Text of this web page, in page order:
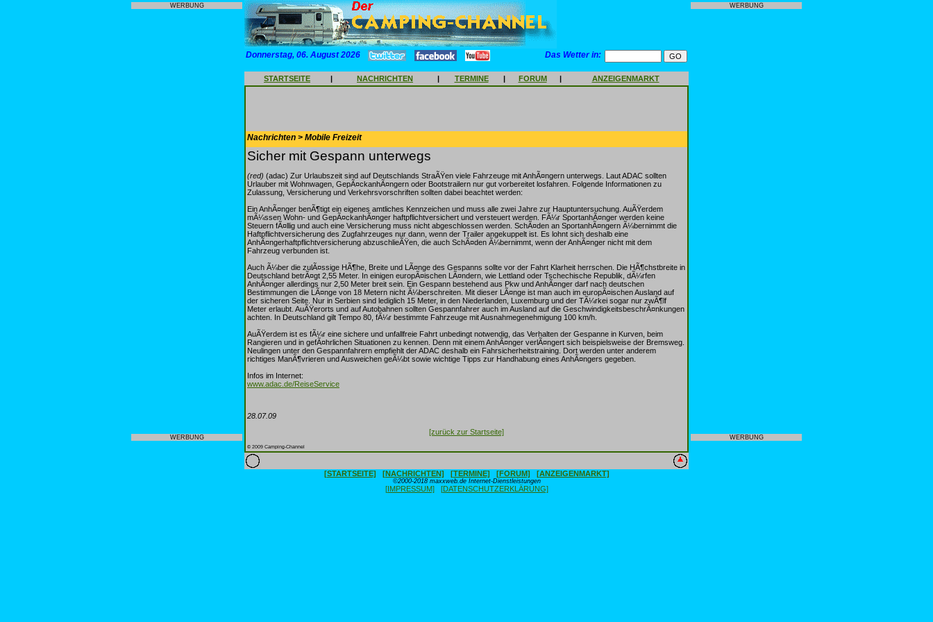
WERBUNG
WERBUNG
Donnerstag, 06. August 2026 Das Wetter in:
STARTSEITE | NACHRICHTEN | TERMINE | FORUM | ANZEIGENMARKT
Nachrichten > Mobile Freizeit
Sicher mit Gespann unterwegs
(red) (adac) Zur Urlaubszeit sind auf Deutschlands StraÃŸen viele Fahrzeuge mit AnhÃ¤ngern unterwegs. Laut ADAC sollten
Urlauber mit Wohnwagen, GepÃ¤ckanhÃ¤ngern oder Bootstrailern nur gut vorbereitet losfahren. Folgende Informationen zu
Zulassung, Versicherung und Verkehrsvorschriften sollten dabei beachtet werden:
Ein AnhÃ¤nger benÃ¶tigt ein eigenes amtliches Kennzeichen und muss alle zwei Jahre zur Hauptuntersuchung. AuÃŸerdem
mÃ¼ssen Wohn- und GepÃ¤ckanhÃ¤nger haftpflichtversichert und versteuert werden. FÃ¼r SportanhÃ¤nger werden keine
Steuern fÃ¤llig und auch eine Versicherung muss nicht abgeschlossen werden. SchÃ¤den an SportanhÃ¤ngern Ã¼bernimmt die
Haftpflichtversicherung des Zugfahrzeuges nur dann, wenn der Trailer angekuppelt ist. Es lohnt sich deshalb eine
AnhÃ¤ngerhaftpflichtversicherung abzuschlieÃŸen, die auch SchÃ¤den Ã¼bernimmt, wenn der AnhÃ¤nger nicht mit dem
Fahrzeug verbunden ist.
Auch Ã¼ber die zulÃ¤ssige HÃ¶he, Breite und LÃ¤nge des Gespanns sollte vor der Fahrt Klarheit herrschen. Die HÃ¶chstbreite in
Deutschland betrÃ¤gt 2,55 Meter. In einigen europÃ¤ischen LÃ¤ndern, wie Lettland oder Tschechische Republik, dÃ¼rfen
AnhÃ¤nger allerdings nur 2,50 Meter breit sein. Ein Gespann bestehend aus Pkw und AnhÃ¤nger darf nach deutschen
Bestimmungen die LÃ¤nge von 18 Metern nicht Ã¼berschreiten. Mit dieser LÃ¤nge ist man auch im europÃ¤ischen Ausland auf
der sicheren Seite. Nur in Serbien sind lediglich 15 Meter, in den Niederlanden, Luxemburg und der TÃ¼rkei sogar nur zwÃ¶lf
Meter erlaubt. AuÃŸerorts und auf Autobahnen sollten Gespannfahrer auch im Ausland auf die GeschwindigkeitsbeschrÃ¤nkungen
achten. In Deutschland gilt Tempo 80, fÃ¼r bestimmte Fahrzeuge mit Ausnahmegenehmigung 100 km/h.
AuÃŸerdem ist es fÃ¼r eine sichere und unfallfreie Fahrt unbedingt notwendig, das Verhalten der Gespanne in Kurven, beim
Rangieren und in gefÃ¤hrlichen Situationen zu kennen. Denn mit einem AnhÃ¤nger verlÃ¤ngert sich beispielsweise der Bremsweg.
Neulingen unter den Gespannfahrern empfiehlt der ADAC deshalb ein Fahrsicherheitstraining. Dort werden unter anderem
richtiges ManÃ¶vrieren und Ausweichen geÃ¼bt sowie wichtige Tipps zur Handhabung eines AnhÃ¤ngers gegeben.
Infos im Internet:
www.adac.de/ReiseService
28.07.09
[zurück zur Startseite]
© 2009 Camping-Channel
[STARTSEITE] [NACHRICHTEN] [TERMINE] [FORUM] [ANZEIGENMARKT]
©2000-2018 maxxweb.de Internet-Dienstleistungen
[IMPRESSUM] [DATENSCHUTZERKLÄRUNG]
WERBUNG
WERBUNG